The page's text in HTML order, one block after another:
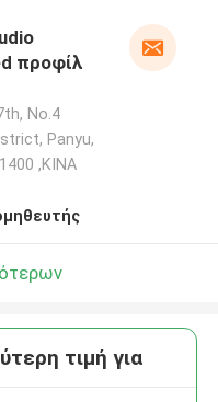
προφίλ
No.4
Panyu,
,ΚΙΝΑ
τιμή για